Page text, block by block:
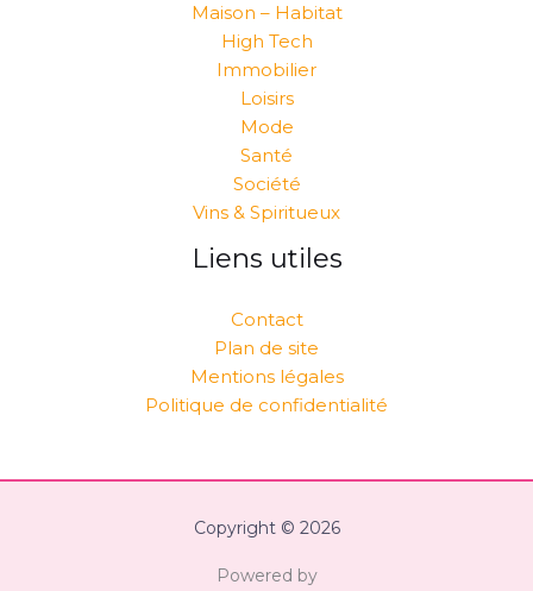
Maison – Habitat
High Tech
Immobilier
Loisirs
Mode
Santé
Société
Vins & Spiritueux
Liens utiles
Contact
Plan de site
Mentions légales
Politique de confidentialité
Copyright © 2026
Powered by